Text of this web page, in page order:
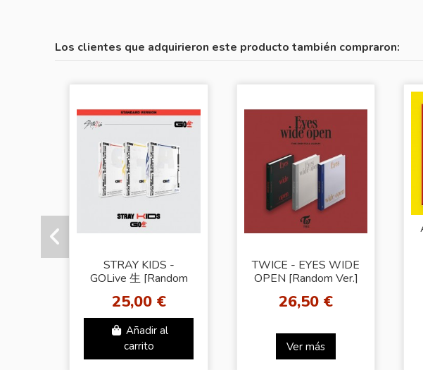
Los clientes que adquirieron este producto también compraron:
STRAY KIDS -
GOLive 生 [Random
25,00 €
Añadir al
carrito
TWICE - EYES WIDE
OPEN [Random Ver.]
26,50 €
Ver más